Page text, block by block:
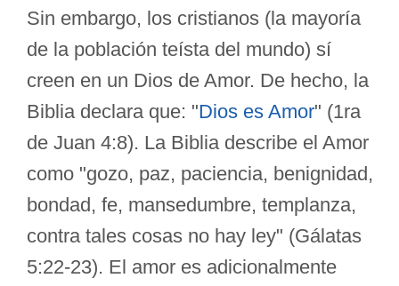
Sin embargo, los cristianos (la mayoría
de la población teísta del mundo) sí
creen en un Dios de Amor. De hecho, la
Biblia declara que: "Dios es Amor" (1ra
de Juan 4:8). La Biblia describe el Amor
como "gozo, paz, paciencia, benignidad,
bondad, fe, mansedumbre, templanza,
contra tales cosas no hay ley" (Gálatas
5:22-23). El amor es adicionalmente